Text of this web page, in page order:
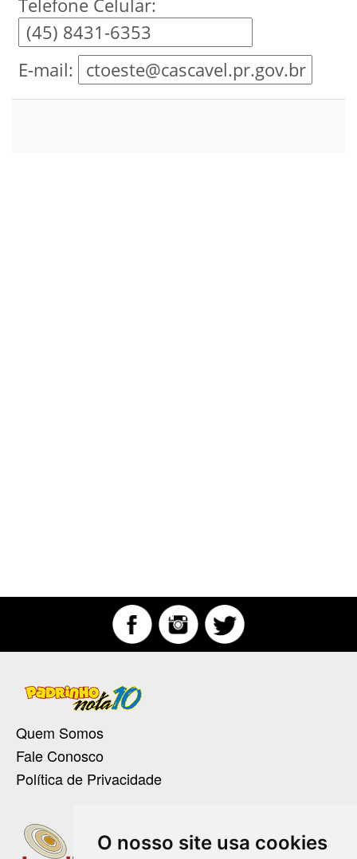
O nosso site usa cookies
E-mail:
Quem Somos
Fale Conosco
Política de Privacidade